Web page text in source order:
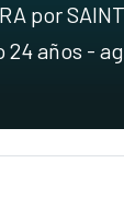
por
24 años -